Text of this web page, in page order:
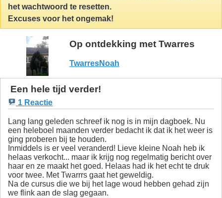
het wachtwoord te resetten.
Excuses voor het ongemak!
Op ontdekking met Twarres
TwarresNoah
Een hele tijd verder!
1 Reactie
Lang lang geleden schreef ik nog is in mijn dagboek. Nu
een heleboel maanden verder bedacht ik dat ik het weer is
ging proberen bij te houden.
Inmiddels is er veel veranderd! Lieve kleine Noah heb ik
helaas verkocht... maar ik krijg nog regelmatig bericht over
haar en ze maakt het goed. Helaas had ik het echt te druk
voor twee. Met Twarrrs gaat het geweldig.
Na de cursus die we bij het lage woud hebben gehad zijn
we flink aan de slag gegaan.